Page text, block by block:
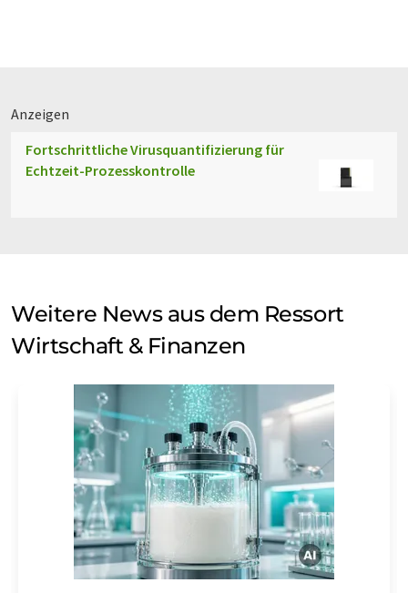
Anzeigen
Fortschrittliche Virusquantifizierung für
Echtzeit-Prozesskontrolle
Weitere News aus dem Ressort
Wirtschaft & Finanzen